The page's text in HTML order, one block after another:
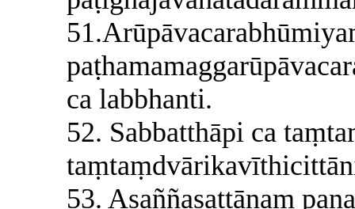
ca labbhanti.
52. Sabbatthāpi ca
53. Asaññasattānaṃ